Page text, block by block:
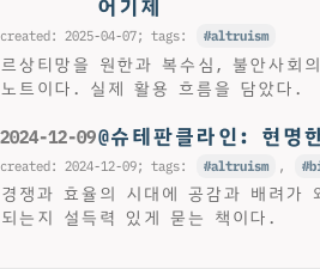
어기제
created: 2025-04-07; tags: altruism
르상티망을 원한과 복수심, 불안사회
노트이다. 실제 활용 흐름을 담았다.
2024-12-09@슈테판클라인: 현명
created: 2024-12-09; tags: altruism ,
경쟁과 효율의 시대에 공감과 배려가
되는지 설득력 있게 묻는 책이다.